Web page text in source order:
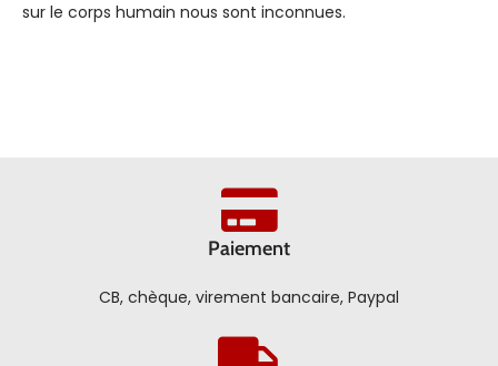
sur le corps humain nous sont inconnues.
Paiement
CB, chèque, virement bancaire, Paypal